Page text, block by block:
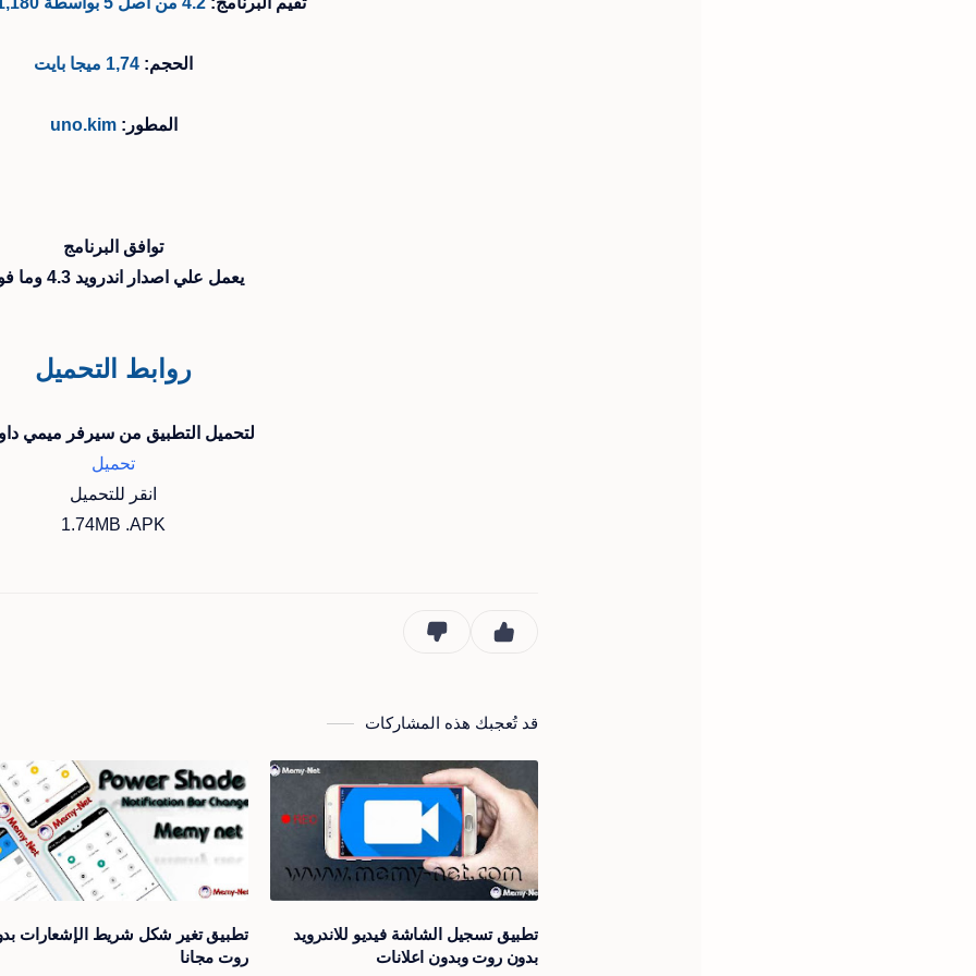
الحجم: 1,74 ميجا بايت
المطور:uno.kim
توافق البرنامج
يعمل علي اصدار اندرويد 4.3 وما فوق
روابط التحميل
لتحميل التطبيق من سيرفر ميمي
تحميل
انقر للتحميل
1.74MB .APK
قد تُعجبك هذه المشاركات
تطبيق تسجيل الشاشة فيديو للاندرويد
بدون روت وبدون اعلانات
تطبيق تغير شكل شريط الإشعارات
روت مجانا